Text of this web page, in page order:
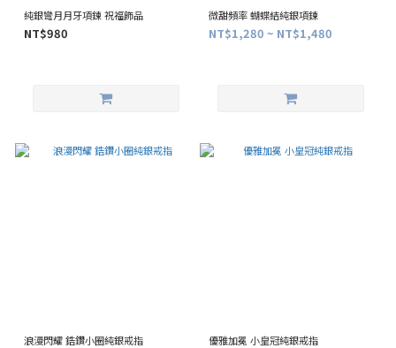
純銀彎月月牙項鍊 祝福飾品
NT$980
微甜頻率 蝴蝶結純銀項鍊
NT$1,280 ~ NT$1,480
浪漫閃耀 鋯鑽小圈純銀戒指 優雅加冕 小皇冠純銀戒指